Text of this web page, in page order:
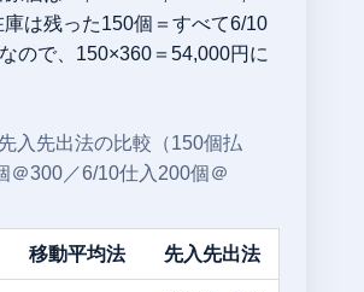
庫は残った150個＝すべて6/10
ので、150×360＝54,000円に
入先出法の比較（150個払
＠300／6/10仕入200個＠
移動平均法 先入先出法